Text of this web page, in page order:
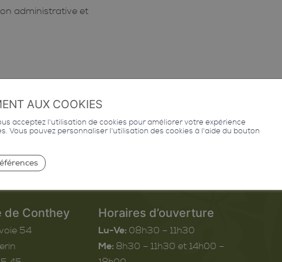
administrative et
de Conthey
54
Horaires d’ouverture
Lu-Ve: 08h30 – 11h30
Me: 8h30 – 11h30 et 14h00 –
AUX COOKIES
acceptez l'utilisation de cookies pour améliorer votre expérience
Vous pouvez personnaliser l'utilisation des cookies à l'aide du bouton